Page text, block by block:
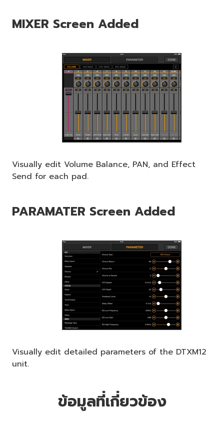
MIXER Screen Added
Visually edit Volume Balance, PAN, and Effect
Send for each pad.
PARAMATER Screen Added
Visually edit detailed parameters of the DTXM12
unit.
ข้อมูลที่เกี่ยวข้อง